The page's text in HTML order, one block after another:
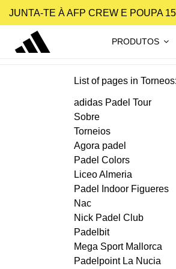
JUNTA-TE À AFP CREW E POUPA
PRODUTOS
List of pages in Torneos:
adidas Padel Tour
Sobre
Torneios
Agora padel
Padel Colors
Liceo Almeria
Padel Indoor Figueres
Nac
Nick Padel Club
Padelbit
Mega Sport Mallorca
Padelpoint La Nucia